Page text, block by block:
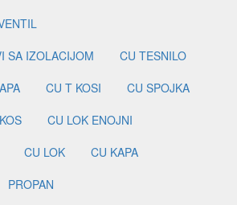
SA IZOLACIJOM
CU TESNILO
CU T KOSI
CU SPOJKA
CU LOK ENOJNI
CU LOK
CU KAPA
PROPAN